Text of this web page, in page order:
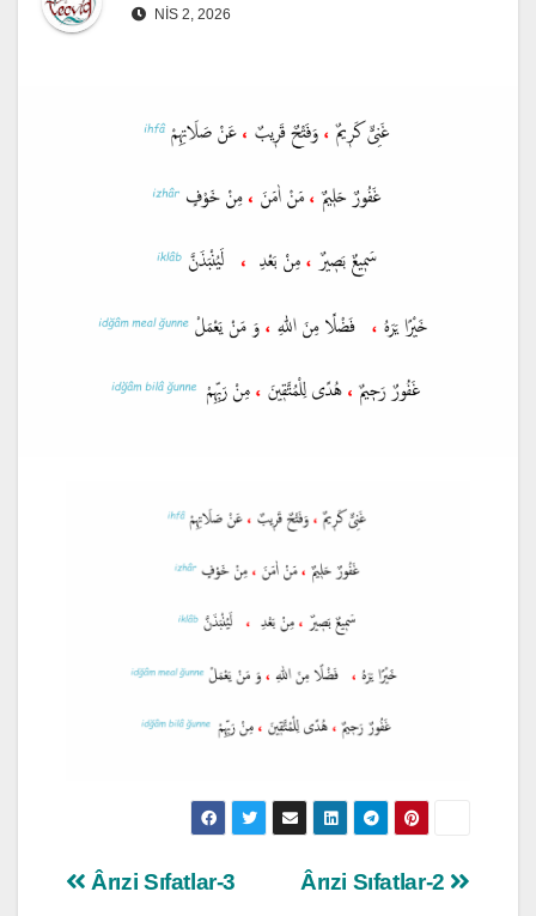
NIS 2, 2026
Yazı
Ârızi Sıfatlar-2
Ârızi Sıfatlar-3